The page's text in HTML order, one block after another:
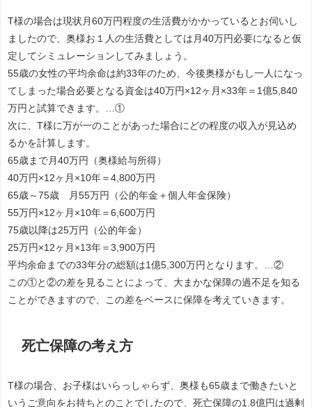
T様の場合は現状月60万円程度の生活費がかかっているとお伺いし
ましたので、奥様お１人の生活費としては月40万円必要になると仮
定してシミュレーションしてみましょう。
55歳の女性の平均余命は約33年のため、今後奥様がもし一人になっ
てしまった場合必要となる資金は40万円×12ヶ月×33年＝1億5,840
万円と試算できます。…①
次に、T様に万が一のことがあった場合にどの程度の収入が見込め
るかを計算します。
65歳まで月40万円（奥様給与所得）
40万円×12ヶ月×10年＝4,800万円
65歳～75歳 月55万円（公的年金＋個人年金保険）
55万円×12ヶ月×10年＝6,600万円
75歳以降は25万円（公的年金）
25万円×12ヶ月×13年＝3,900万円
平均余命までの33年分の総額は1億5,300万円となります。…②
この①と②の差を見ることによって、大まかな保障の過不足を知る
ことができますので、この差をベースに保障を考えていきます。
死亡保障の考え方
T様の場合、お子様はいらっしゃらず、奥様も65歳まで働きたいと
いうご意向をお持ちとのことでしたので、死亡保障の1.8億円は過剰